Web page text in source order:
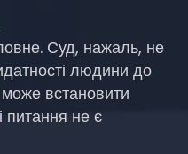
Суд, нажаль, не
людини до
може встановити
питання не є